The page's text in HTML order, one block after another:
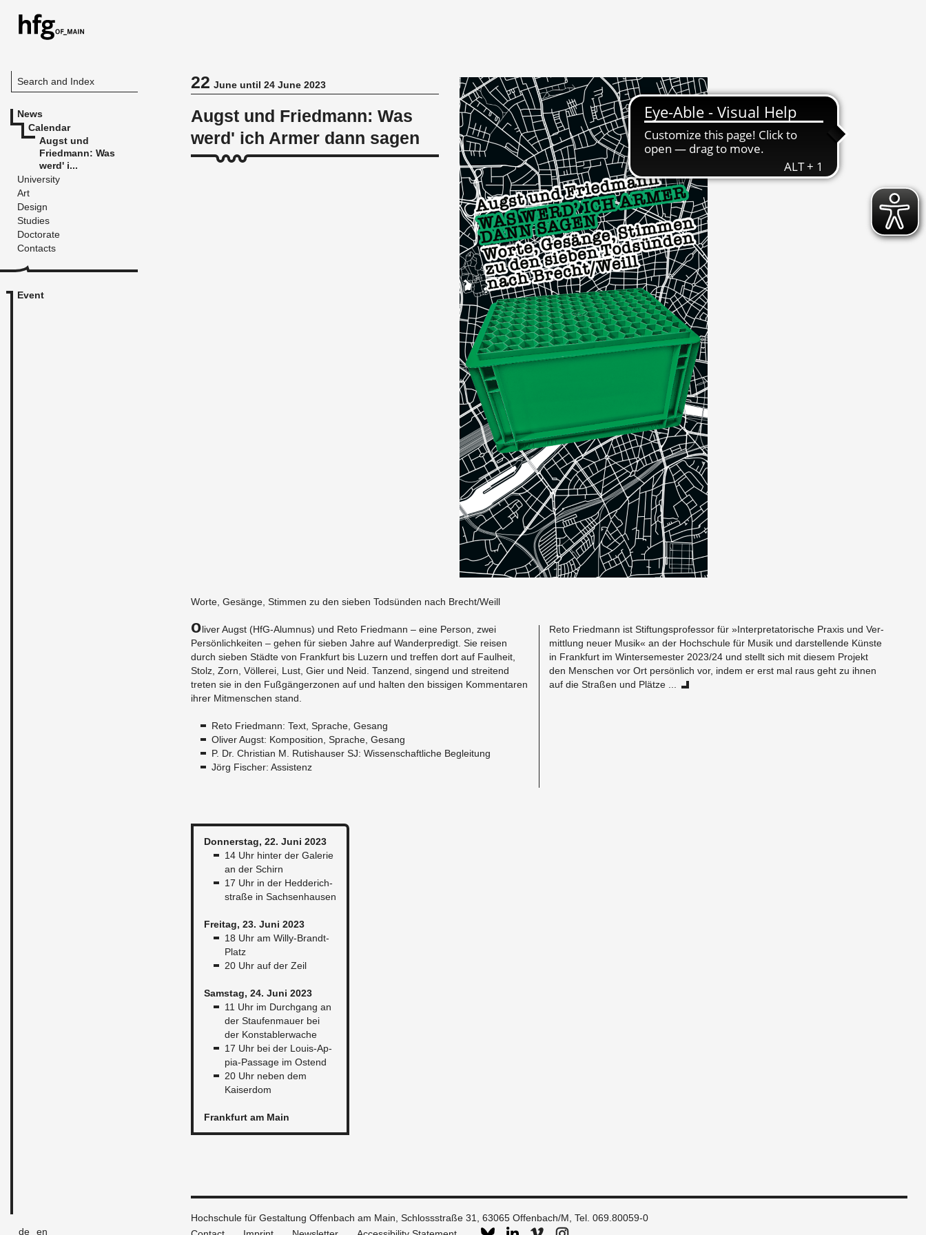
Search and Index
News
Calendar
Augst und
Friedmann: Was
werd' i...
University
Art
Design
Studies
Doctorate
Contacts
Event
de en
22June until 24 June 2023
Augst und Friedmann: Was
werd' ich Armer dann sagen
Worte, Gesänge, Stim­men zu den sieben Todsünden nach Brecht/Weill
Oliver Augst (HfG-Alum­nus) und Reto Fried­mann – eine Per­son, zwei
Persönlichkeiten – gehen für sieben Jahre auf Wan­der­predigt. Sie reisen
durch sieben Städte von Frank­furt bis Luzern und tr­e­f­fen dort auf Faul­heit,
Stolz, Zorn, Völlerei, Lust, Gier und Neid. Tanzend, sin­gend und stre­i­t­end
treten sie in den Fußgänger­zo­nen auf und hal­ten den bis­si­gen Kom­mentaren
ihrer Mit­men­schen stand.
Reto Fried­mann: Text, Sprache, Gesang
Oliver Augst: Kom­po­si­tion, Sprache, Gesang
P. Dr. Chris­t­ian M. Rutishauser SJ: Wis­senschaftliche Be­gleitung
Jörg Fis­cher: As­sis­tenz
Reto Fried­mann ist Stiftung­spro­fes­sor für »In­ter­pre­ta­torische Praxis und Ver­
mit­tlung neuer Musik« an der Hochschule für Musik und darstel­lende Künste
in Frank­furt im Win­terse­mes­ter 2023/24 und stellt sich mit diesem Pro­jekt
den Men­schen vor Ort persönlich vor, indem er erst mal raus geht zu ihnen
auf die Straßen und Plätze ...
Don­ner­stag, 22. Juni 2023
14 Uhr hin­ter der Ga­lerie
an der Schirn
17 Uhr in der Hed­derich­
straße in Sach­sen­hausen
Fre­itag, 23. Juni 2023
18 Uhr am Willy-Brandt-
Platz
20 Uhr auf der Zeil
Sam­stag, 24. Juni 2023
11 Uhr im Durch­gang an
der Staufen­mauer bei
der Kon­sta­blerwache
17 Uhr bei der Louis-Ap­
pia-Pas­sage im Os­tend
20 Uhr neben dem
Kaiser­dom
Frank­furt am Main
Hochschule für Gestaltung Offenbach am Main, Schlossstraße 31, 63065 Offenbach/M, Tel. 069.80059-0